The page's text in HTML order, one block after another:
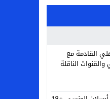
القادمة مع
الناقلة